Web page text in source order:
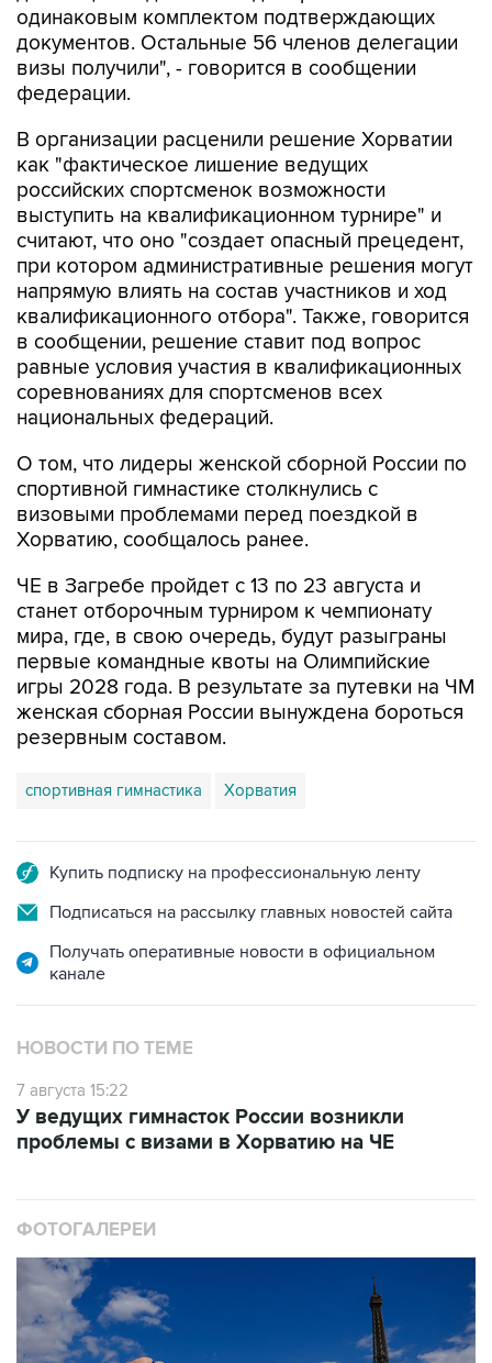
одинаковым комплектом подтверждающих
документов. Остальные 56 членов делегации
визы получили", - говорится в сообщении
федерации.
В организации расценили решение Хорватии
как "фактическое лишение ведущих
российских спортсменок возможности
выступить на квалификационном турнире" и
считают, что оно "создает опасный прецедент,
при котором административные решения могут
напрямую влиять на состав участников и ход
квалификационного отбора". Также, говорится
в сообщении, решение ставит под вопрос
равные условия участия в квалификационных
соревнованиях для спортсменов всех
национальных федераций.
О том, что лидеры женской сборной России по
спортивной гимнастике столкнулись с
визовыми проблемами перед поездкой в
Хорватию, сообщалось ранее.
ЧЕ в Загребе пройдет с 13 по 23 августа и
станет отборочным турниром к чемпионату
мира, где, в свою очередь, будут разыграны
первые командные квоты на Олимпийские
игры 2028 года. В результате за путевки на ЧМ
женская сборная России вынуждена бороться
резервным составом.
спортивная гимнастика Хорватия
Купить подписку на профессиональную ленту
Подписаться на рассылку главных новостей сайта
Получать оперативные новости в официальном
канале
НОВОСТИ ПО ТЕМЕ
7 августа 15:22
У ведущих гимнасток России возникли
проблемы с визами в Хорватию на ЧЕ
ФОТОГАЛЕРЕИ